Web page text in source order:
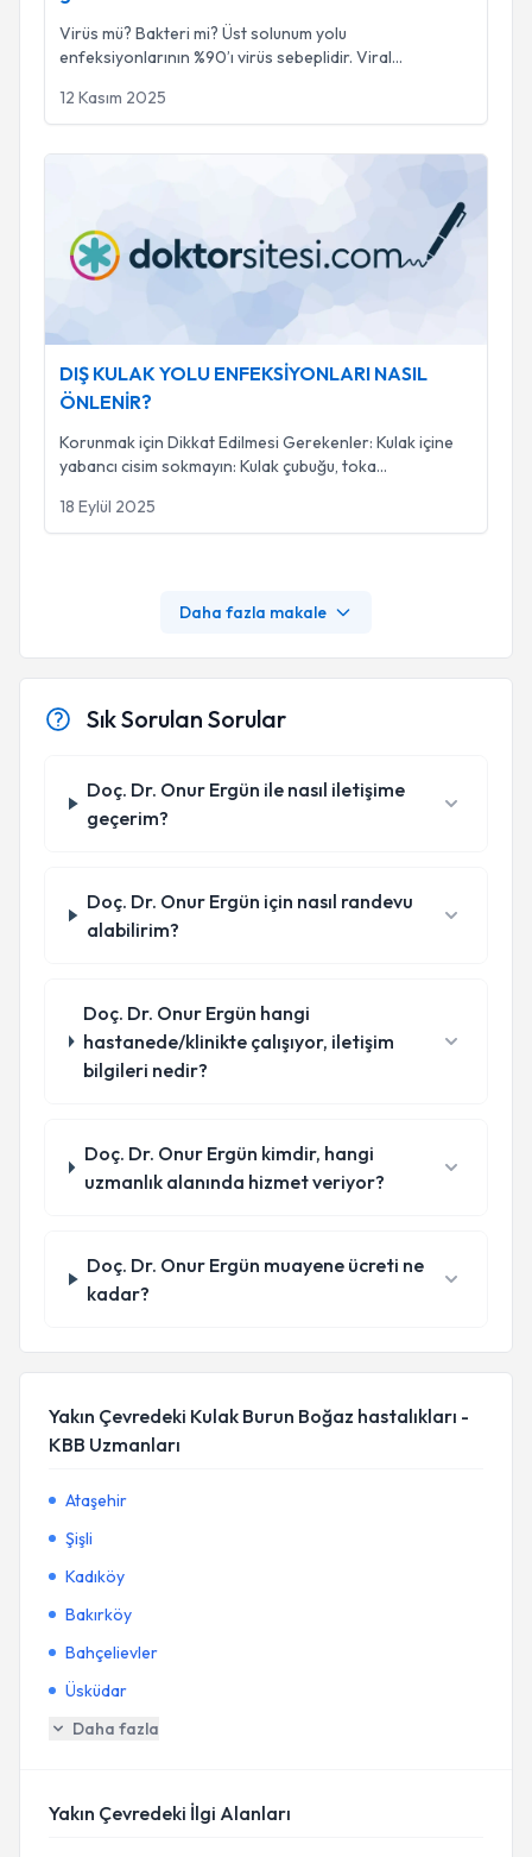
Virüs mü? Bakteri mi? Üst solunum yolu
enfeksiyonlarının %90’ı virüs sebeplidir. Viral
12 Kasım 2025
DIŞ KULAK YOLU ENFEKSİYONLARI NASIL
ÖNLENİR?
Korunmak için Dikkat Edilmesi Gerekenler: Kulak içine
yabancı cisim sokmayın: Kulak çubuğu, toka...
18 Eylül 2025
Daha fazla makale
Sık Sorulan Sorular
Doç. Dr. Onur Ergün ile nasıl iletişime
geçerim?
Doç. Dr. Onur Ergün için nasıl randevu
alabilirim?
Doç. Dr. Onur Ergün hangi
hastanede/klinikte çalışıyor, iletişim
bilgileri nedir?
Doç. Dr. Onur Ergün kimdir, hangi
uzmanlık alanında hizmet veriyor?
Doç. Dr. Onur Ergün muayene ücreti ne
kadar?
Yakın Çevredeki Kulak Burun Boğaz hastalıkları -
KBB Uzmanları
Ataşehir
Şişli
Kadıköy
Bakırköy
Bahçelievler
Üsküdar
Daha fazla
Yakın Çevredeki İlgi Alanları